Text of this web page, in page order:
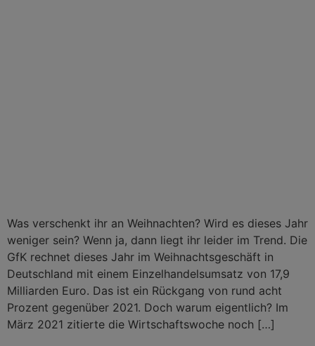
Was verschenkt ihr an Weihnachten? Wird es dieses Jahr
weniger sein? Wenn ja, dann liegt ihr leider im Trend. Die
GfK rechnet dieses Jahr im Weihnachtsgeschäft in
Deutschland mit einem Einzelhandelsumsatz von 17,9
Milliarden Euro. Das ist ein Rückgang von rund acht
Prozent gegenüber 2021. Doch warum eigentlich? Im
März 2021 zitierte die Wirtschaftswoche noch […]